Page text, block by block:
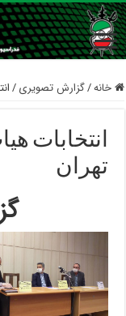
خانه/گزارش تصویری /
انتخابات
تهران